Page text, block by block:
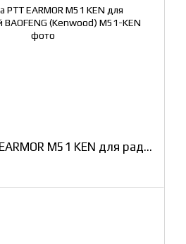
Кнопка PTT EARMOR M51 KEN для радіостанцій BAOFENG (Kenwood)